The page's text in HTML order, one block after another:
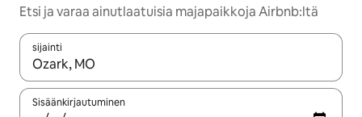
Etsi ja varaa ainutlaatuisia majapaikkoja Airbnb:ltä
sijainti
Kun tulokset ovat saatavilla, navigoi ylös- ja alas-
Sisäänkirjautuminen